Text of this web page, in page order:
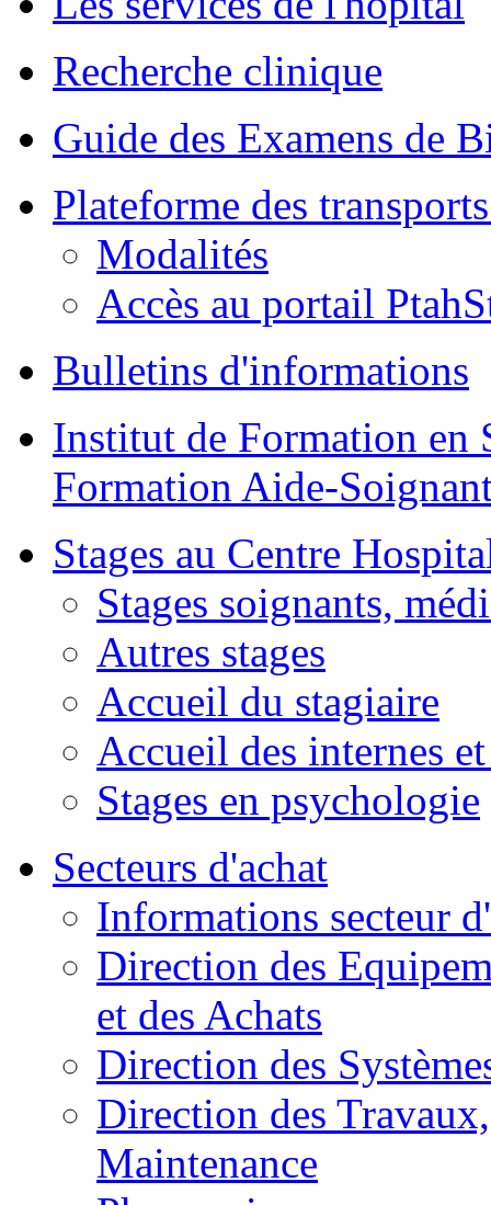
Recherche clinique
Guide des Examens de
Plateforme des
Modalités
Accès au portail
Bulletins d'informations
Institut de Formation
Formation Aide-
Stages au Centre
Stages soignants,
Autres stages
Accueil du stagiaire
Accueil des internes
Stages en psychologie
Secteurs d'achat
Informations secteur
Direction des
et des Achats
Direction des
Direction des
Maintenance